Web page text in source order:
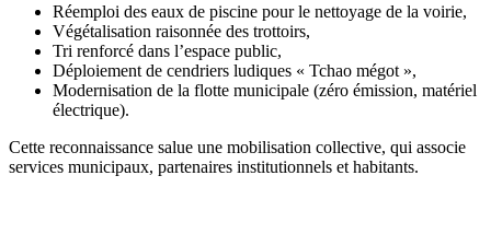
Réemploi des eaux de piscine pour le nettoyage de la voirie,
Végétalisation raisonnée des trottoirs,
Tri renforcé dans l’espace public,
Déploiement de cendriers ludiques « Tchao mégot »,
Modernisation de la flotte municipale (zéro émission, matériel
électrique).
Cette reconnaissance salue une mobilisation collective, qui associe
services municipaux, partenaires institutionnels et habitants.